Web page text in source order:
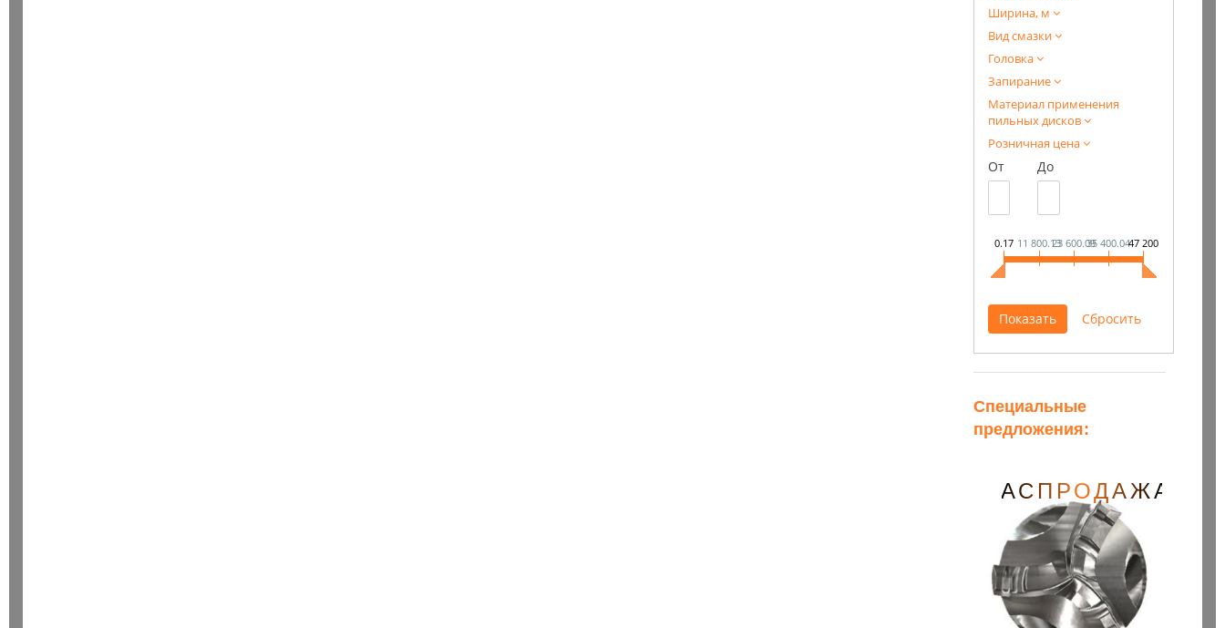
Ширина, м
Вид смазки
Головка
Запирание
Материал применения
пильных дисков
Розничная цена
От До
0.17 11 800.1323 600.0935 400.0447 200
Специальные
предложения:
РАСПРОДАЖА